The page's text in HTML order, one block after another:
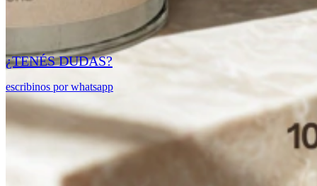
¿TENÉSDUDAS?
escribinos por whatsapp